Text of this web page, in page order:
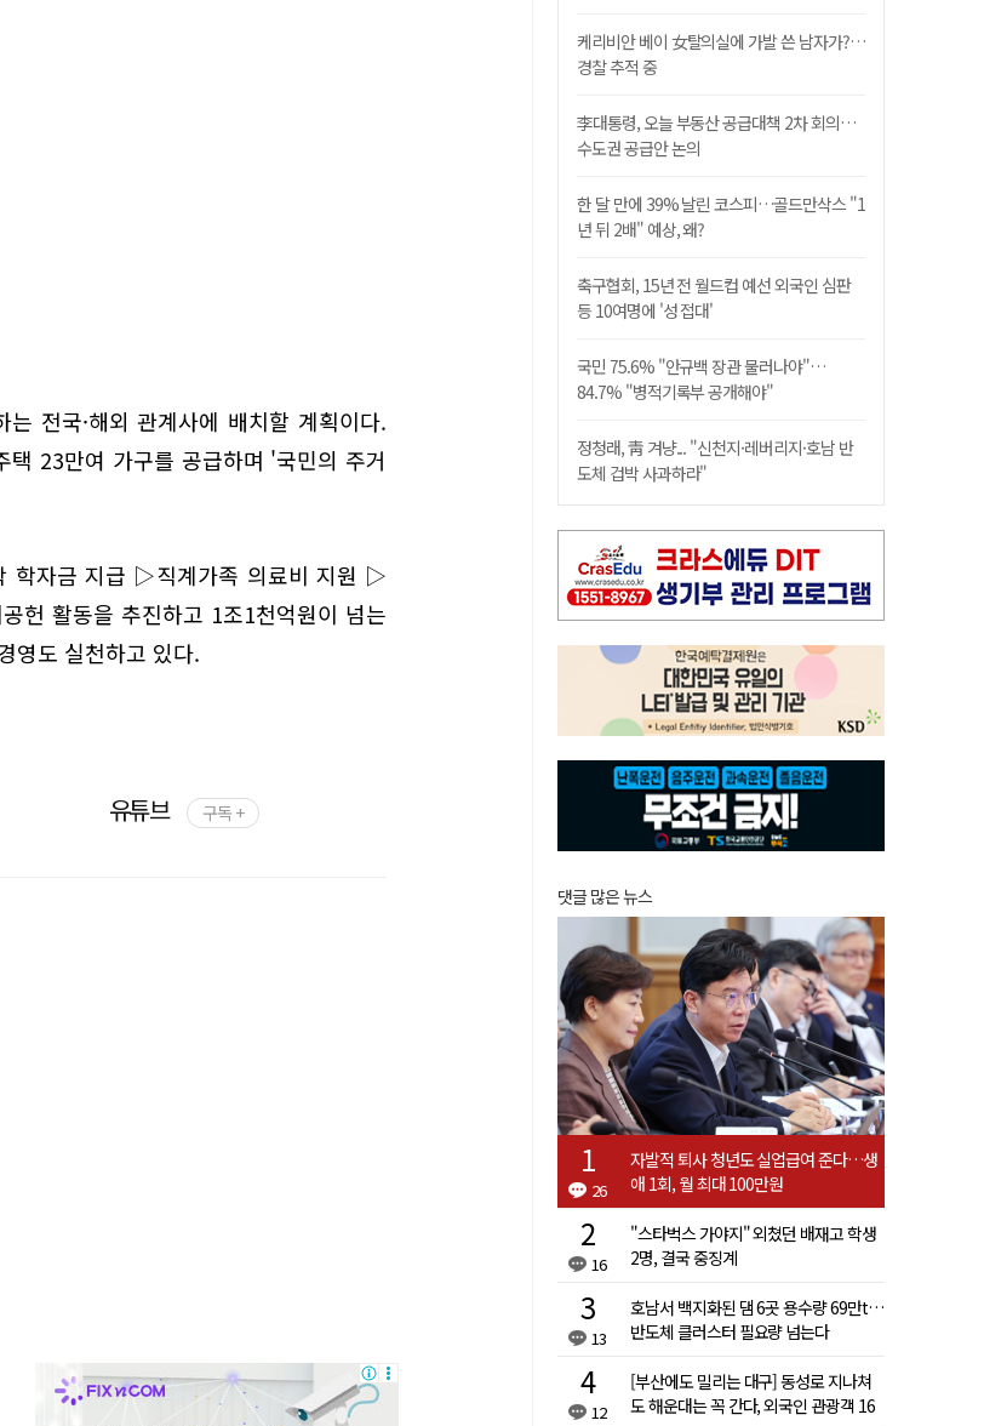
전국·해외 관계사에 배치할 계획이다.
23만여 가구를 공급하며 '국민의 주거
학자금 지급 ▷직계가족 의료비 지원 ▷
헌 활동을 추진하고 1조1천억원이 넘는
영도 실천하고 있다.
유튜브 구독 +
케리비안 베이 女탈의실에 가발 쓴 남자가?…
경찰 추적 중
李대통령, 오늘 부동산 공급대책 2차 회의…
수도권 공급안 논의
한 달 만에 39% 날린 코스피…골드만삭스 "1
년 뒤 2배" 예상, 왜?
축구협회, 15년 전 월드컵 예선 외국인 심판
등 10여명에 '성 접대'
국민 75.6% "안규백 장관 물러나야"…
84.7% "병적기록부 공개해야"
정청래, 靑 겨냥... "신천지·레버리지·호남 반
도체 겁박 사과하라"
댓글 많은 뉴스
26
자발적 퇴사 청년도 실업급여 준다…생
애 1회, 월 최대 100만원
16
"스타벅스 가야지" 외쳤던 배재고 학생
2명, 결국 중징계
13
호남서 백지화된 댐 6곳 용수량 69만t…
반도체 클러스터 필요량 넘는다
12
[부산에도 밀리는 대구] 동성로 지나쳐
도 해운대는 꼭 간다, 외국인 관광객 16